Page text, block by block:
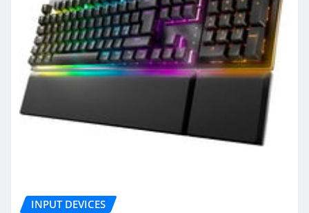
INPUT DEVICES